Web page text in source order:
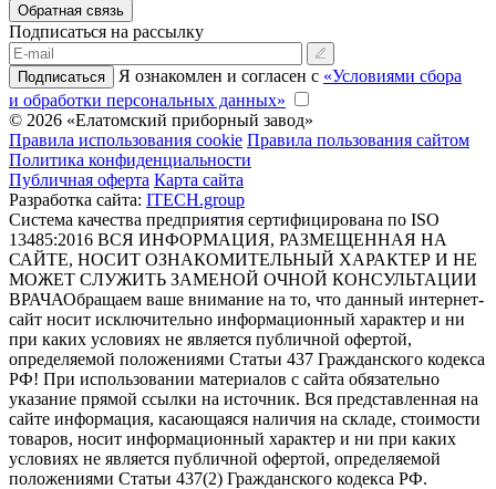
Обратная связь
Подписаться на рассылку
Подписаться Я ознакомлен и согласен с «Условиями сбора
и обработки персональных данных»
© 2026 «Елатомский приборный завод»
Правила использования cookie Правила пользования сайтом
Политика конфиденциальности
Публичная оферта Карта сайта
Разработка сайта: ITECH.group
Система качества предприятия сертифицирована по ISO
13485:2016 ВСЯ ИНФОРМАЦИЯ, РАЗМЕЩЕННАЯ НА
САЙТЕ, НОСИТ ОЗНАКОМИТЕЛЬНЫЙ ХАРАКТЕР И НЕ
МОЖЕТ СЛУЖИТЬ ЗАМЕНОЙ ОЧНОЙ КОНСУЛЬТАЦИИ
ВРАЧАОбращаем ваше внимание на то, что данный интернет-
сайт носит исключительно информационный характер и ни
при каких условиях не является публичной офертой,
определяемой положениями Статьи 437 Гражданского кодекса
РФ! При использовании материалов с сайта обязательно
указание прямой ссылки на источник. Вся представленная на
сайте информация, касающаяся наличия на складе, стоимости
товаров, носит информационный характер и ни при каких
условиях не является публичной офертой, определяемой
положениями Статьи 437(2) Гражданского кодекса РФ.